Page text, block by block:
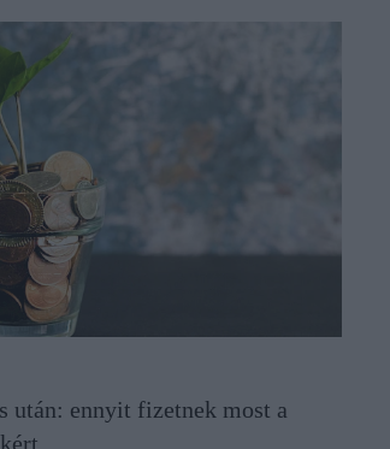
után: ennyit fizetnek most a